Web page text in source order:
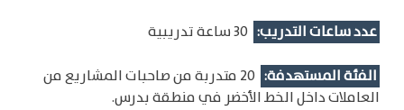
عدد ساعات التدريب:
الفئة المستهدفة:
20 متدربة من صاحبات المشاريع من
العاملات داخل الخط الأخضر في منطقة بدرس.